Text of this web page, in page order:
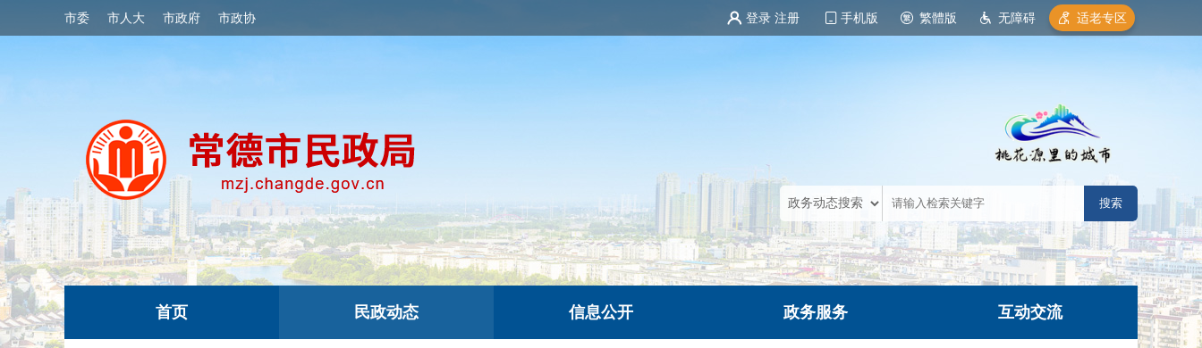
市委 市人大 市政府 市政协 登录 注册 手机版 繁體版 无障碍 适老专区
首页 民政动态 信息公开 政务服务 互动交流